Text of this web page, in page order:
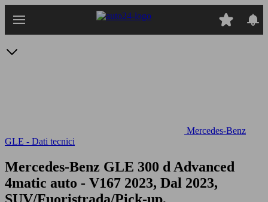
Mercedes-Benz
GLE - Dati tecnici
Mercedes-Benz GLE 300 d Advanced
4matic auto - V167 2023, Dal 2023,